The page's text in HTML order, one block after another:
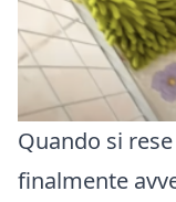
Quando si
finalmente